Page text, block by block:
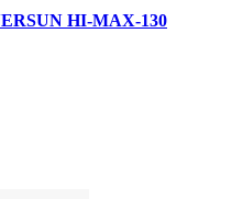
HI-MAX-130